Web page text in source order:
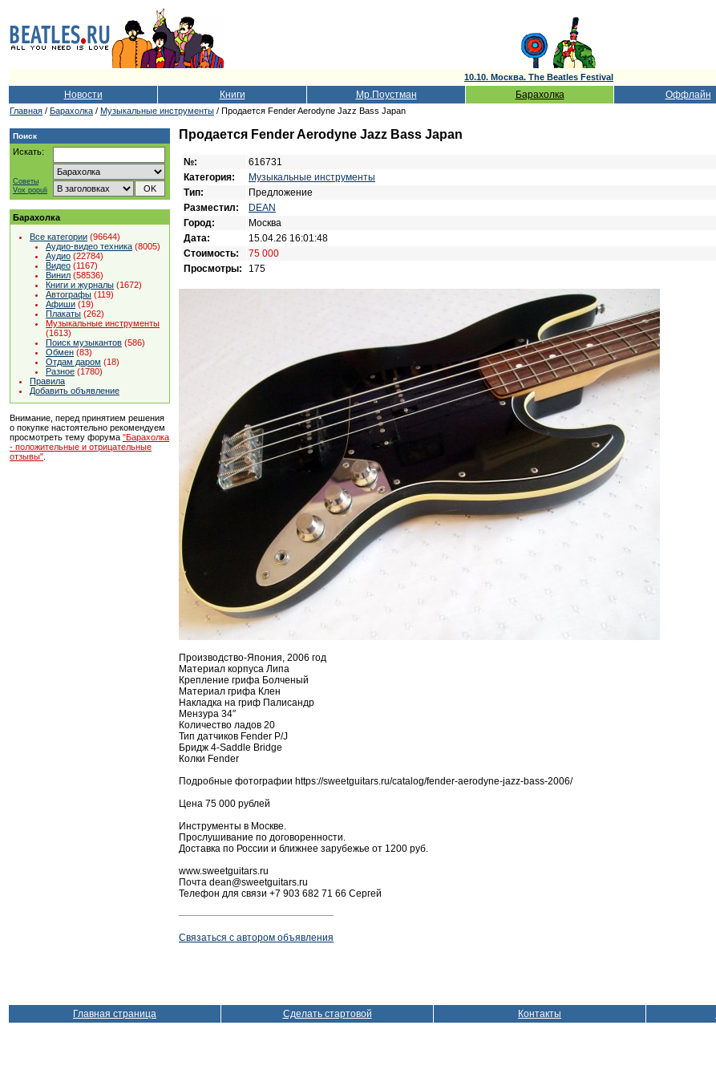
10.10. Москва. The Beatles Festival
Новости Книги Мр.Поустман Барахолка Оффлайн
Главная / Барахолка / Музыкальные инструменты / Продается Fender Aerodyne Jazz Bass Japan
Поиск
Искать:
Советы
Vox populi
Барахолка
Все категории (96644)
Аудио-видео техника (8005)
Аудио (22784)
Видео (1167)
Винил (58536)
Книги и журналы (1672)
Автографы (119)
Афиши (19)
Плакаты (262)
Музыкальные инструменты
(1613)
Поиск музыкантов (586)
Обмен (83)
Отдам даром (18)
Разное (1780)
Правила
Добавить объявление
Внимание, перед принятием решения
о покупке настоятельно рекомендуем
просмотреть тему форума "Барахолка
- положительные и отрицательные
отзывы"
Продается Fender Aerodyne Jazz Bass Japan
№:
616731
Категория:
Музыкальные инструменты
Тип:
Предложение
Разместил:
DEAN
Город:
Москва
Дата:
15.04.26 16:01:48
Стоимость:
75 000
Просмотры:
175
Производство-Япония, 2006 год
Материал корпуса Липа
Крепление грифа Болченый
Материал грифа Клен
Накладка на гриф Палисандр
Мензура 34″
Количество ладов 20
Тип датчиков Fender P/J
Бридж 4-Saddle Bridge
Колки Fender
Подробные фотографии https://sweetguitars.ru/catalog/fender-aerodyne-jazz-bass-2006/
Цена 75 000 рублей
Инструменты в Москве.
Прослушивание по договоренности.
Доставка по России и ближнее зарубежье от 1200 руб.
www.sweetguitars.ru
Почта dean@sweetguitars.ru
Телефон для связи +7 903 682 71 66 Сергей
Связаться с автором объявления
Главная страница Сделать стартовой Контакты